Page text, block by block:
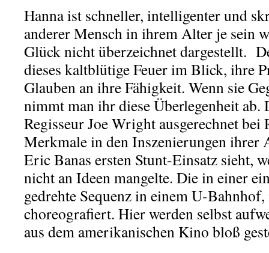
Hanna ist schneller, intelligenter und
anderer Mensch in ihrem Alter je sein
Glück nicht überzeichnet dargestellt.
dieses kaltblütige Feuer im Blick, ihre
Glauben an ihre Fähigkeit. Wenn sie
nimmt man ihr diese Überlegenheit ab.
Regisseur Joe Wright ausgerechnet bei
Merkmale in den Inszenierungen ihrer
Eric Banas ersten Stunt-Einsatz sieht,
nicht an Ideen mangelte. Die in einer
gedrehte Sequenz in einem U-
choreografiert. Hier werden selbst
aus dem amerikanischen Kino bloß